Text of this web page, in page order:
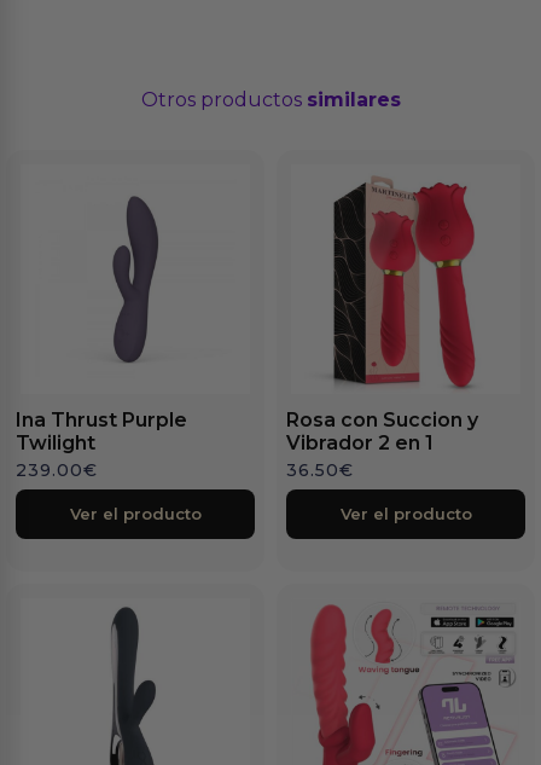
Otros productos similares
Ina Thrust Purple
Twilight
239.00€
Ver el producto
Rosa con Succion y
Vibrador 2 en 1
36.50€
Ver el producto